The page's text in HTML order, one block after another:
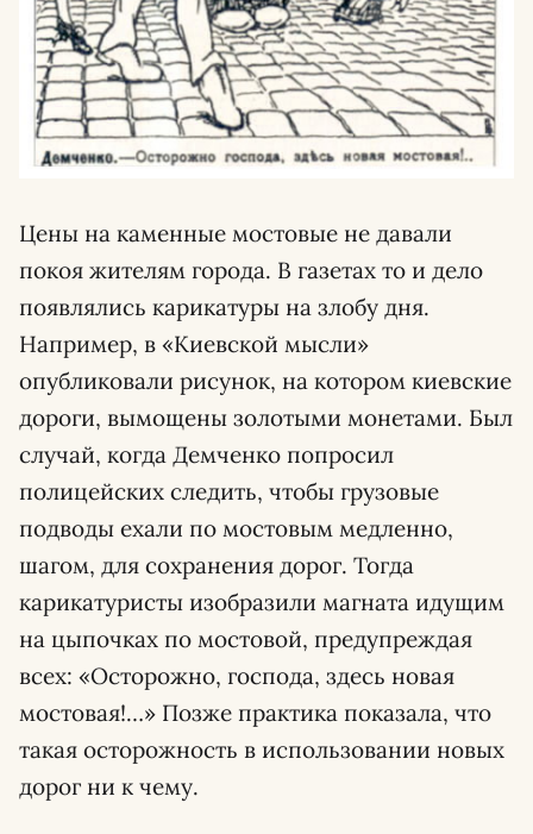
Цены на каменные мостовые не давали
покоя жителям города. В газетах то и дело
появлялись карикатуры на злобу дня.
Например, в «Киевской мысли»
опубликовали рисунок, на котором киевские
дороги, вымощены золотыми монетами. Был
случай, когда Демченко попросил
полицейских следить, чтобы грузовые
подводы ехали по мостовым медленно,
шагом, для сохранения дорог. Тогда
карикатуристы изобразили магната идущим
на цыпочках по мостовой, предупреждая
всех: «Осторожно, господа, здесь новая
мостовая!…» Позже практика показала, что
такая осторожность в использовании новых
дорог ни к чему.